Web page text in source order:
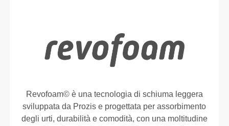
Revofoam© è una tecnologia di schiuma leggera
sviluppata da Prozis e progettata per assorbimento
degli urti, durabilità e comodità, con una moltitudine